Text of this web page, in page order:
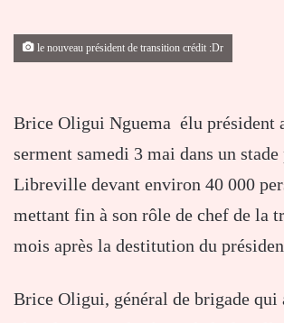
le nouveau président de transition crédit :Dr
Brice Oligui Nguema élu président
serment samedi 3 mai dans un stade
Libreville devant environ 40 000
mettant fin à son rôle de chef de la
mois après la destitution du
Brice Oligui, général de brigade qui